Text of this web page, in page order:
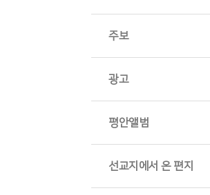
주보
광고
평안앨범
선교지에서 온 편지